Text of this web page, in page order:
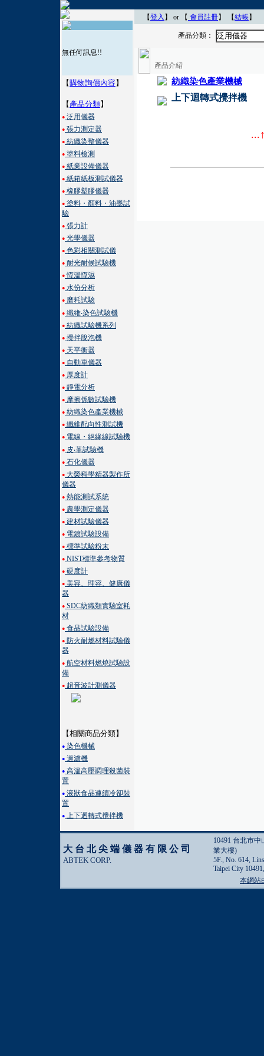
無任何訊息!!
【購物詢價內容】
【 產品分類】
● 泛用儀器
● 張力測定器
● 紡織染整儀器
● 塗料檢測
● 紙業設備儀器
● 紙箱紙板測試儀器
● 橡膠塑膠儀器
● 塗料・顏料・油墨試
驗
● 張力計
● 光學儀器
● 色彩相關測試儀
● 耐光耐候試驗機
● 恆溫恆濕
● 水份分析
● 磨耗試驗
● 纖維‧染色試驗機
● 紡織試驗機系列
● 攪拌脫泡機
● 天平衡器
● 自動車儀器
● 厚度計
● 靜電分析
● 摩擦係數試驗機
● 紡織染色產業機械
● 纖維配向性測試機
● 電線・絕緣線試驗機
● 皮‧革試驗機
● 石化儀器
● 大榮科學精器製作所
儀器
● 熱能測試系統
● 農學測定儀器
● 建材試驗儀器
● 電鍍試驗設備
● 標準試驗粉末
● NIST標準參考物質
● 硬度計
● 美容、理容、健康儀
器
● SDC紡織類實驗室耗
材
● 食品試驗設備
● 防火耐燃材料試驗儀
器
● 航空材料燃燒試驗設
備
● 超音波計測儀器
【相關商品分類】
● 染色機械
● 過濾機
● 高溫高壓調理殺菌裝
置
● 液狀食品連續冷卻裝
置
● 上下迴轉式攪拌機
【登入 】 or 【 會員註冊】 【結帳】
產品分類： 泛用儀器
產品介紹
紡織染色產業機械
上下迴轉式攪拌機
大台北尖端儀器有限公司
ABTEK CORP.
10491 台北市
業大樓)
5F., No. 614,
Taipei City
本網站